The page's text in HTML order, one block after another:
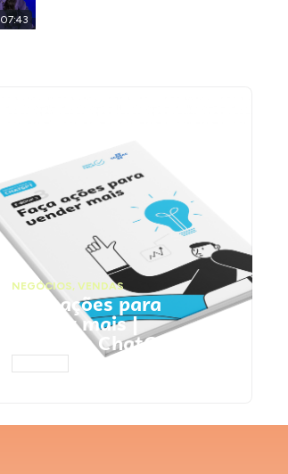
07:43
NEGÓCIOS, VENDAS
Faça ações para
vender mais |
Prompts ChatGPT